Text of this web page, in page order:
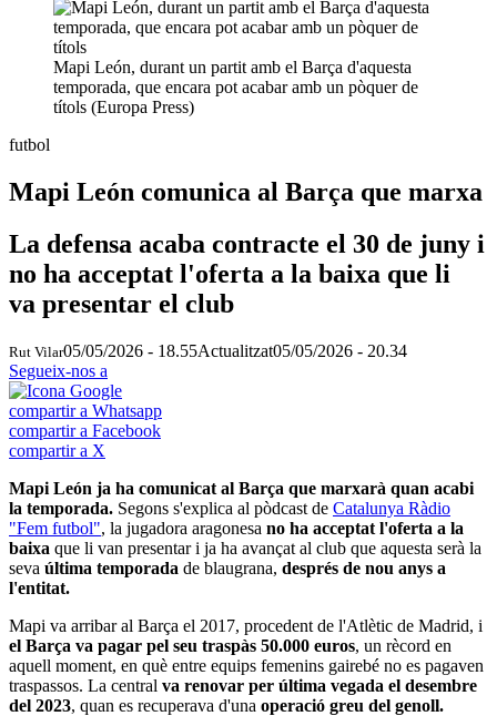
Mapi León, durant un partit amb el Barça d'aquesta
temporada, que encara pot acabar amb un pòquer de
títols (Europa Press)
futbol
Mapi León comunica al Barça que marxa
La defensa acaba contracte el 30 de juny i
no ha acceptat l'oferta a la baixa que li
va presentar el club
Rut Vilar05/05/2026 - 18.55Actualitzat05/05/2026 - 20.34
Segueix-nos a
compartir a Whatsapp
compartir a Facebook
compartir a X
Mapi León ja ha comunicat al Barça que marxarà quan acabi
la temporada. Segons s'explica al pòdcast de Catalunya Ràdio
"Fem futbol", la jugadora aragonesa no ha acceptat l'oferta a la
baixa que li van presentar i ja ha avançat al club que aquesta serà la
seva última temporada de blaugrana, després de nou anys a
l'entitat.
Mapi va arribar al Barça el 2017, procedent de l'Atlètic de Madrid, i
el Barça va pagar pel seu traspàs 50.000 euros, un rècord en
aquell moment, en què entre equips femenins gairebé no es pagaven
traspassos. La central va renovar per última vegada el desembre
del 2023, quan es recuperava d'una operació greu del genoll.